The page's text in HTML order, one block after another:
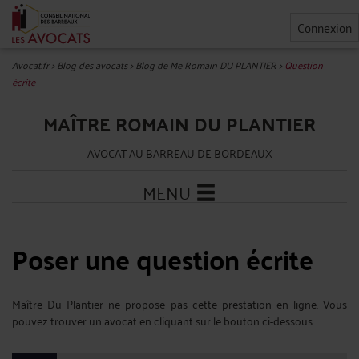
Connexion
Avocat.fr>Blog des avocats>Blog de Me Romain DU PLANTIER> Question
écrite
MAÎTRE ROMAIN DU PLANTIER
AVOCAT AU BARREAU DE BORDEAUX
MENU
Poser une question écrite
Maître Du Plantier ne propose pas cette prestation en ligne. Vous
pouvez trouver un avocat en cliquant sur le bouton ci-dessous.